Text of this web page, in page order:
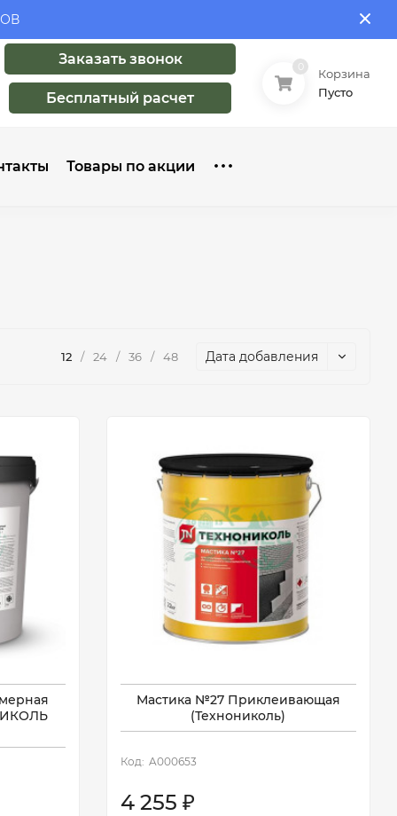
Заказать звонок
Бесплатный расчет
Корзина
Пусто
Товары по акции
12 / 24 / 36 / 48 Дата добавления
Мастика №27 Приклеивающая
(Технониколь)
Код: A000653
4 255 ₽